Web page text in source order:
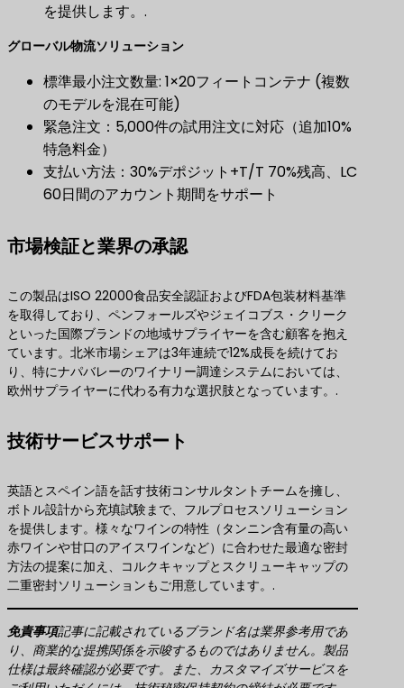
を提供します。.
グローバル物流ソリューション
標準最小注文数量: 1×20フィートコンテナ (複数
のモデルを混在可能)
緊急注文：5,000件の試用注文に対応（追加10%
特急料金）
支払い方法：30%デポジット+T/T 70%残高、LC
60日間のアカウント期間をサポート
市場検証と業界の承認
この製品はISO 22000食品安全認証およびFDA包装材料基準
を取得しており、ペンフォールズやジェイコブス・クリーク
といった国際ブランドの地域サプライヤーを含む顧客を抱え
ています。北米市場シェアは3年連続で12%成長を続けてお
り、特にナパバレーのワイナリー調達システムにおいては、
欧州サプライヤーに代わる有力な選択肢となっています。.
技術サービスサポート
英語とスペイン語を話す技術コンサルタントチームを擁し、
ボトル設計から充填試験まで、フルプロセスソリューション
を提供します。様々なワインの特性（タンニン含有量の高い
赤ワインや甘口のアイスワインなど）に合わせた最適な密封
方法の提案に加え、コルクキャップとスクリューキャップの
二重密封ソリューションもご用意しています。.
免責事項記事に記載されているブランド名は業界参考用であ
り、商業的な提携関係を示唆するものではありません。製品
仕様は最終確認が必要です。また、カスタマイズサービスを